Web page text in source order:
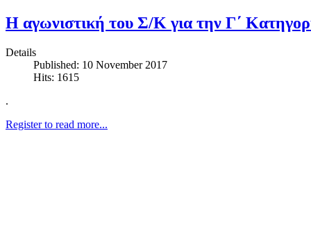
Η αγωνιστική του Σ/Κ για την Γ΄
Details
Published: 10 November 2017
Hits: 1615
.
Register to read more...